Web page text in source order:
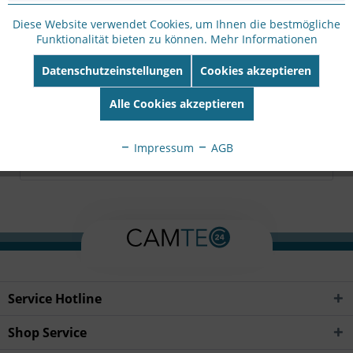
Hersteller Artikel-
Nr:
WV-S61300-ZY
EAN:
4582619075021
Beschreibung
Service Hotline
Shop Service
Diese Website verwendet Cookies, um Ihnen die bestmögliche
Funktionalität bieten zu können. Mehr Informationen
Datenschutzeinstellungen Cookies akzeptieren
Alle Cookies akzeptieren
Impressum AGB